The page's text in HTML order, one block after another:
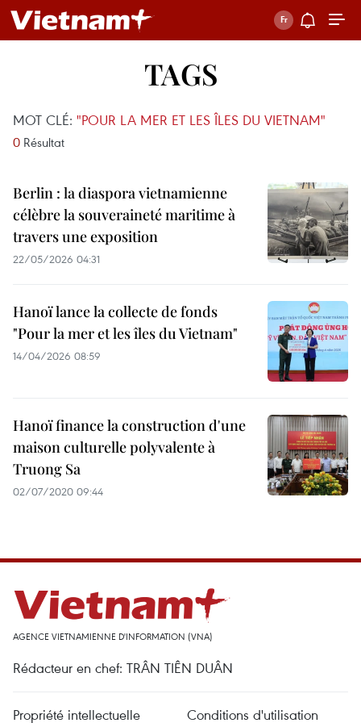
TAGS
MOT CLÉ: "POUR LA MER ET LES ÎLES DU VIETNAM"
0 Résultat
Berlin : la diaspora vietnamienne
célèbre la souveraineté maritime à
travers une exposition
22/05/2026 04:31
Hanoï lance la collecte de fonds
"Pour la mer et les îles du Vietnam"
14/04/2026 08:59
Hanoï finance la construction d'une
maison culturelle polyvalente à
Truong Sa
02/07/2020 09:44
AGENCE VIETNAMIENNE D'INFORMATION (VNA)
Rédacteur en chef: TRÂN TIÊN DUÂN
Propriété intellectuelle Conditions d'utilisation